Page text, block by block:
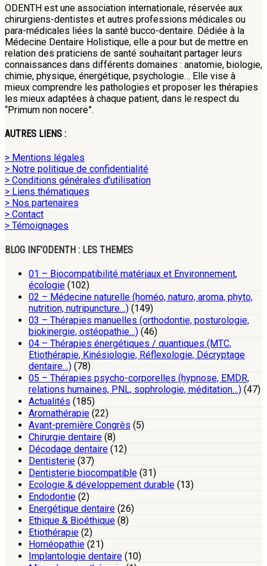
ODENTH est une association internationale, réservée aux
chirurgiens-dentistes et autres professions médicales ou
para-médicales liées la santé bucco-dentaire. Dédiée à la
Médecine Dentaire Holistique, elle a pour but de mettre en
relation des praticiens de santé souhaitant partager leurs
connaissances dans différents domaines : anatomie, biologie,
chimie, physique, énergétique, psychologie… Elle vise à
mieux comprendre les pathologies et proposer les thérapies
les mieux adaptées à chaque patient, dans le respect du
“Primum non nocere”.
AUTRES LIENS :
> Mentions légales
> Notre politique de confidentialité
> Conditions générales d’utilisation
> Liens thématiques
> Nos partenaires
> Contact
> Témoignages
BLOG INF’ODENTH : LES THEMES
01 – Biocompatibilité matériaux et Environnement,
écologie (102)
02 – Médecine naturelle (homéo, naturo, aroma, phyto,
nutrition, nutripuncture…) (149)
03 – Thérapies manuelles (orthodontie, posturologie,
biokinergie, ostéopathie…) (46)
04 – Thérapies énergétiques / quantiques (MTC,
Etiothérapie, Kinésiologie, Réflexologie, Décryptage
dentaire…) (78)
05 – Thérapies psycho-corporelles (hypnose, EMDR,
relations humaines, PNL, sophrologie, méditation…) (47)
Actualités (185)
Aromathérapie (22)
Avant-première Congrès (5)
Chirurgie dentaire (8)
Décodage dentaire (12)
Dentisterie (37)
Dentisterie biocompatible (31)
Ecologie & développement durable (13)
Endodontie (2)
Energétique dentaire (26)
Ethique & Bioéthique (8)
Etiothérapie (2)
Homéopathie (21)
Implantologie dentaire (10)